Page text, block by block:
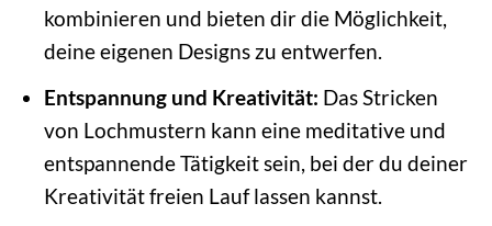
kombinieren und bieten dir die Möglichkeit,
deine eigenen Designs zu entwerfen.
Entspannung und Kreativität: Das Stricken
von Lochmustern kann eine meditative und
entspannende Tätigkeit sein, bei der du deiner
Kreativität freien Lauf lassen kannst.